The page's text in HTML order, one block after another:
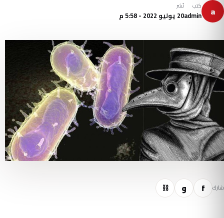
a كتب
admin
نُشر
20 يوليو 2022 - 5:58 م
شارك f و ⛓